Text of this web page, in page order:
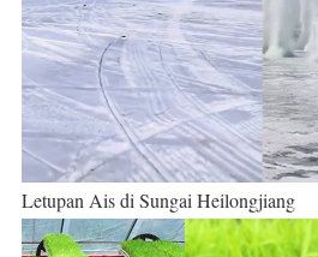
Letupan Ais di Sungai Heilongjiang